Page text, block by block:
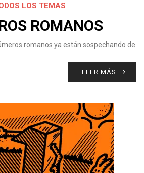
LOS TEMAS
ROMANOS
romanos ya están sospechando de
LEER MÁS